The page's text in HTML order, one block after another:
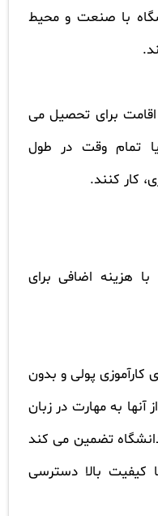
با صنعت و محیط
اقامت برای تحصیل می
هفته یا تمام وقت در طول
کار کنند.
هزینه اضافی برای
کارآموزی پولی و بدون
آنها به مهارت در زبان
تضمین می کند
کیفیت بالا دسترسی